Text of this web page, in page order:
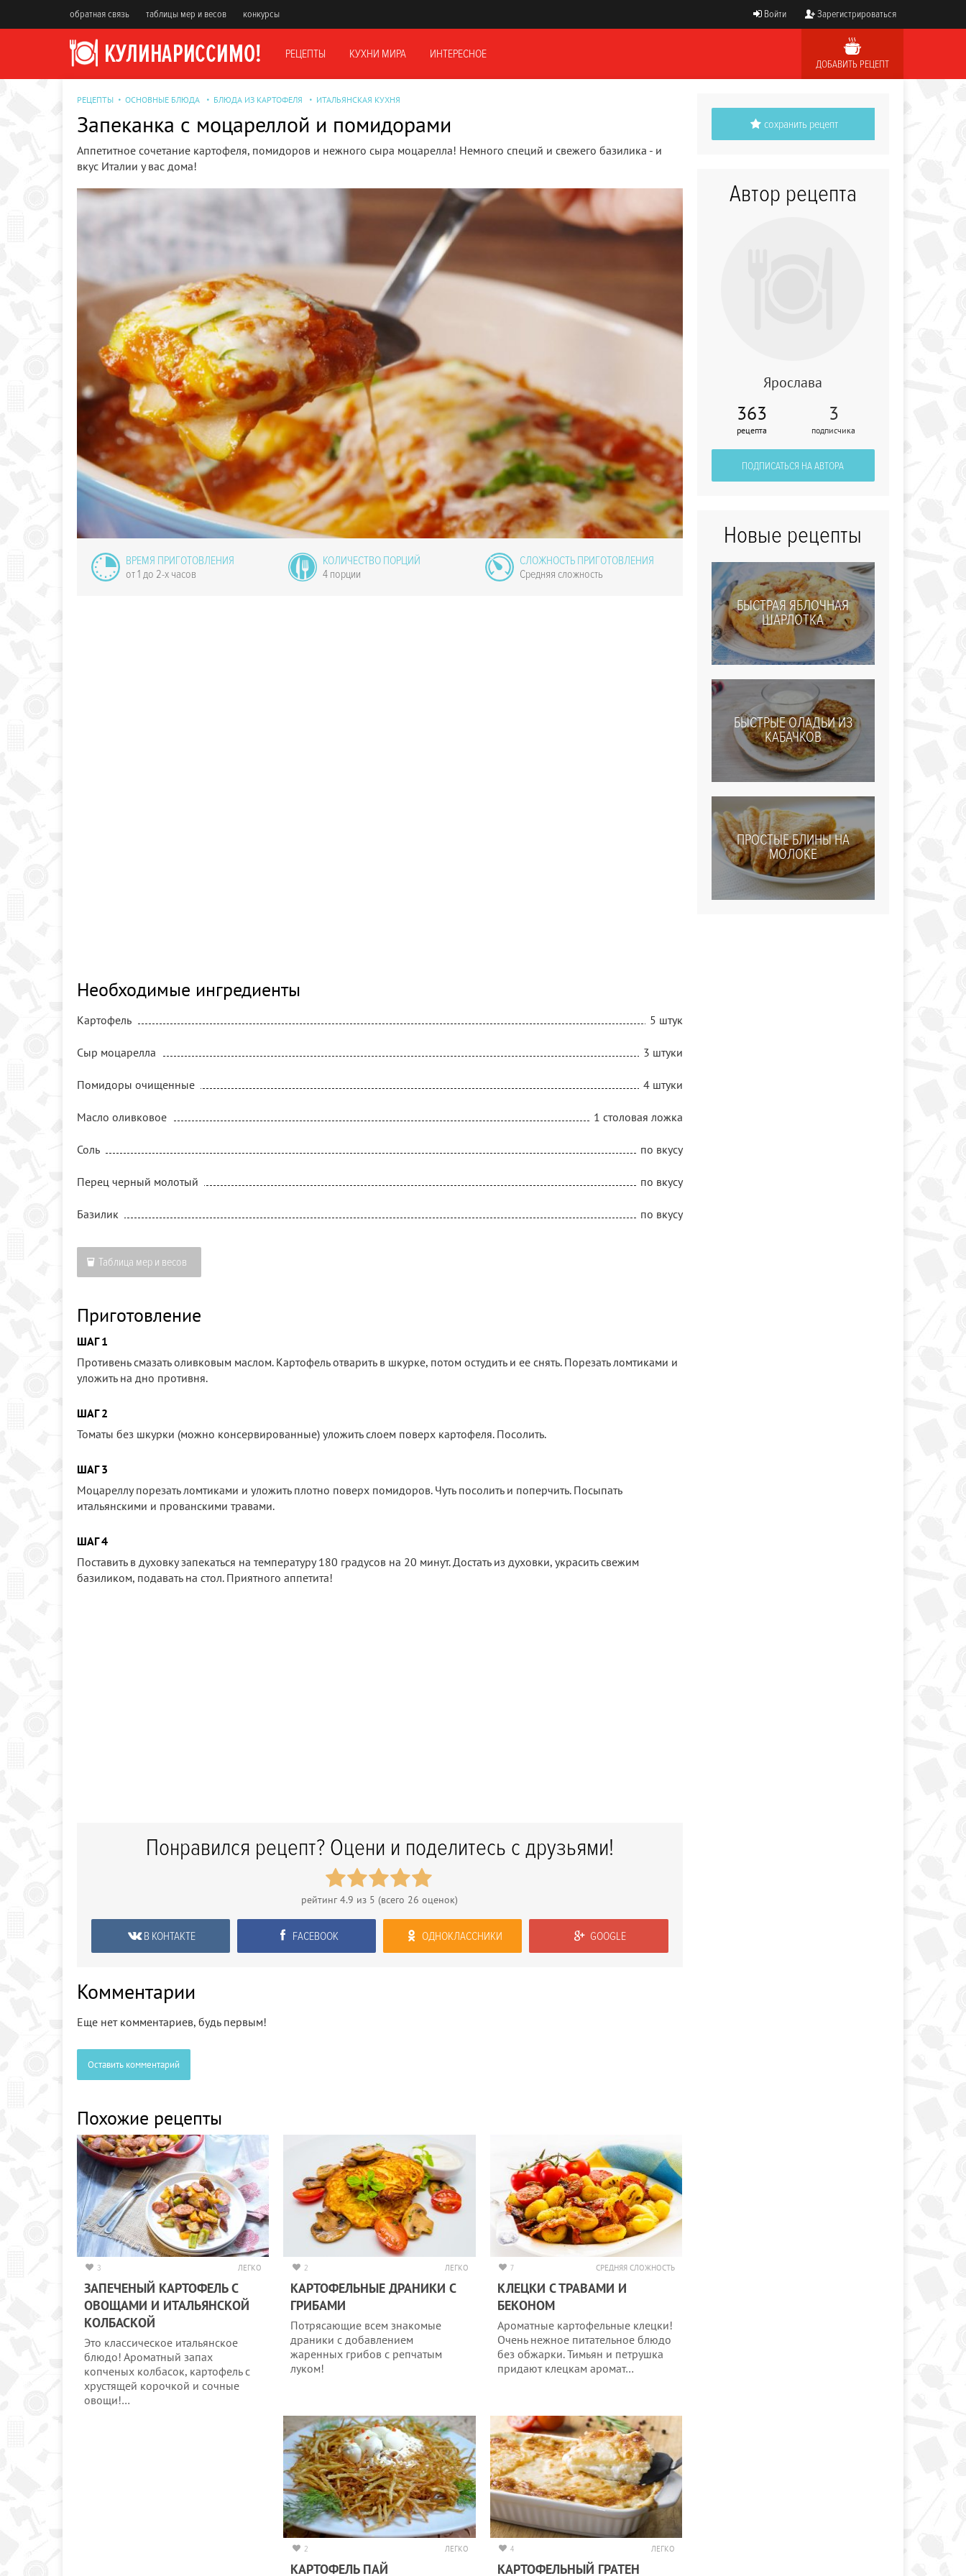
обратная связь таблицы мер и весов конкурсы Войти Зарегистрироваться
РЕЦЕПТЫ КУХНИ МИРА ИНТЕРЕСНОЕ
ДОБАВИТЬ РЕЦЕПТ
РЕЦЕПТЫ ОСНОВНЫЕ БЛЮДА БЛЮДА ИЗ КАРТОФЕЛЯ ИТАЛЬЯНСКАЯ КУХНЯ
Запеканка с моцареллой и помидорами
Аппетитное сочетание картофеля, помидоров и нежного сыра моцарелла! Немного специй и свежего базилика - и
вкус Италии у вас дома!
Яблоки в кляре
ВРЕМЯ ПРИГОТОВЛЕНИЯ
от 1 до 2-х часов
КОЛИЧЕСТВО ПОРЦИЙ
4 порции
СЛОЖНОСТЬ ПРИГОТОВЛЕНИЯ
Средняя сложность
Необходимые ингредиенты
Картофель 5 штук
Сыр моцарелла 3 штуки
Помидоры очищенные 4 штуки
Масло оливковое 1 столовая ложка
Соль по вкусу
Перец черный молотый по вкусу
Базилик по вкусу
Таблица мер и весов
Приготовление
ШАГ 1
Противень смазать оливковым маслом. Картофель отварить в шкурке, потом остудить и ее снять. Порезать ломтиками и
уложить на дно противня.
ШАГ 2
Томаты без шкурки (можно консервированные) уложить слоем поверх картофеля. Посолить.
ШАГ 3
Моцареллу порезать ломтиками и уложить плотно поверх помидоров. Чуть посолить и поперчить. Посыпать
итальянскими и прованскими травами.
ШАГ 4
Поставить в духовку запекаться на температуру 180 градусов на 20 минут. Достать из духовки, украсить свежим
базиликом, подавать на стол. Приятного аппетита!
Понравился рецепт? Оцени и поделитесь с друзьями!
рейтинг4.9 из 5 (всего 26 оценок)
В КОНТАКТЕ FACEBOOK ОДНОКЛАССНИКИ GOOGLE
Комментарии
Еще нет комментариев, будь первым!
Оставить комментарий
Похожие рецепты
3 ЛЕГКО
ЗАПЕЧЕНЫЙ КАРТОФЕЛЬ С
ОВОЩАМИ И ИТАЛЬЯНСКОЙ
КОЛБАСКОЙ
Это классическое итальянское
блюдо! Ароматный запах
копченых колбасок, картофель с
хрустящей корочкой и сочные
овощи!…
2 ЛЕГКО
КАРТОФЕЛЬНЫЕ ДРАНИКИ С
ГРИБАМИ
Потрясающие всем знакомые
драники с добавлением
жаренных грибов с репчатым
луком!
7 СРЕДНЯЯ СЛОЖНОСТЬ
КЛЕЦКИ С ТРАВАМИ И
БЕКОНОМ
Ароматные картофельные клецки!
Очень нежное питательное блюдо
без обжарки. Тимьян и петрушка
придают клецкам аромат…
2 ЛЕГКО
КАРТОФЕЛЬ ПАЙ
4 ЛЕГКО
КАРТОФЕЛЬНЫЙ ГРАТЕН
сохранить рецепт
Автор рецепта
Ярослава
363
рецепта
3
подписчика
ПОДПИСАТЬСЯ НА АВТОРА
Новые рецепты
БЫСТРАЯ ЯБЛОЧНАЯ
ШАРЛОТКА
БЫСТРЫЕ ОЛАДЬИ ИЗ
КАБАЧКОВ
ПРОСТЫЕ БЛИНЫ НА
МОЛОКЕ